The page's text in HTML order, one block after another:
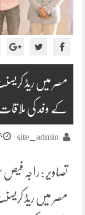
مصر میں ریڈ
کے وفد کی
site_admin
تصاویر : راجہ
مصر میں ریڈ